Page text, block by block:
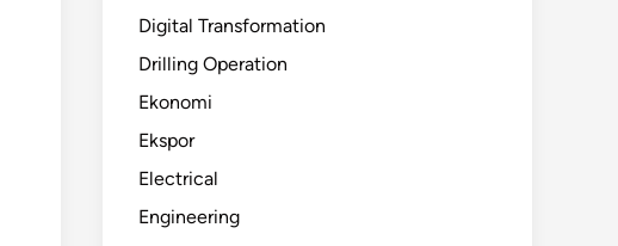
Digital Transformation
Drilling Operation
Ekonomi
Ekspor
Electrical
Engineering